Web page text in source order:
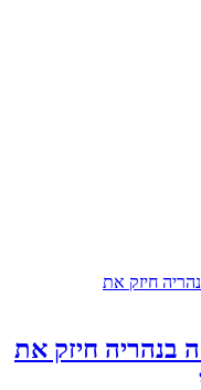
בנהריה חיזק את